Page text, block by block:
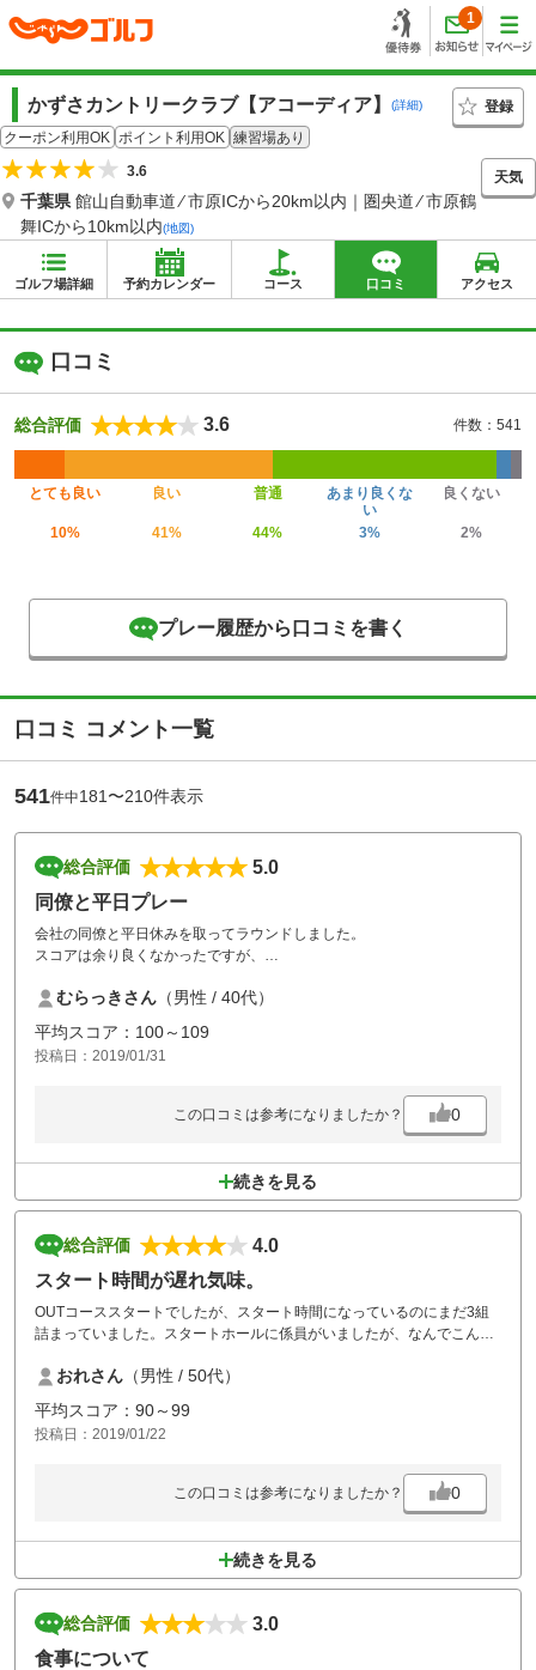
1
かずさカントリークラブ【アコーディア】 (詳細)
登録
クーポン利用OK ポイント利用OK 練習場あり
3.6
千葉県 館山自動車道 ⁄ 市原ICから20km以内｜圏央道 ⁄ 市原鶴
舞ICから10km以内(地図)
天気
ゴルフ場詳細 予約カレンダー コース 口コミ アクセス
口コミ
総合評価 3.6 件数：541
とても良い 良い 普通
あまり良くな
い
良くない
10% 41% 44% 3% 2%
プレー履歴から口コミを書く
口コミ コメント一覧
541件中181〜210件表示
総合評価
5.0
同僚と平日プレー
会社の同僚と平日休みを取ってラウンドしました。
スコアは余り良くなかったですが、
ただ昼御飯休憩が１時間40分ととても長かったので
もう少し早めになるとよいと感じました。
むらっきさん （男性 / 40代）
平均スコア：100～109
投稿日：2019/01/31
この口コミは参考になりましたか？ 0
続きを見る
総合評価
4.0
スタート時間が遅れ気味。
OUTコーススタートでしたが、スタート時間になっているのにまだ3組
詰まっていました。スタートホールに係員がいましたが、なんでこんな
おれさん （男性 / 50代）
平均スコア：90～99
投稿日：2019/01/22
この口コミは参考になりましたか？ 0
続きを見る
総合評価
3.0
食事について